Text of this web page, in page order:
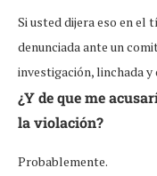
Si usted dijera eso en el
denunciada ante un
investigación, linchada y
¿Y de que me
la violación?
Probablemente.